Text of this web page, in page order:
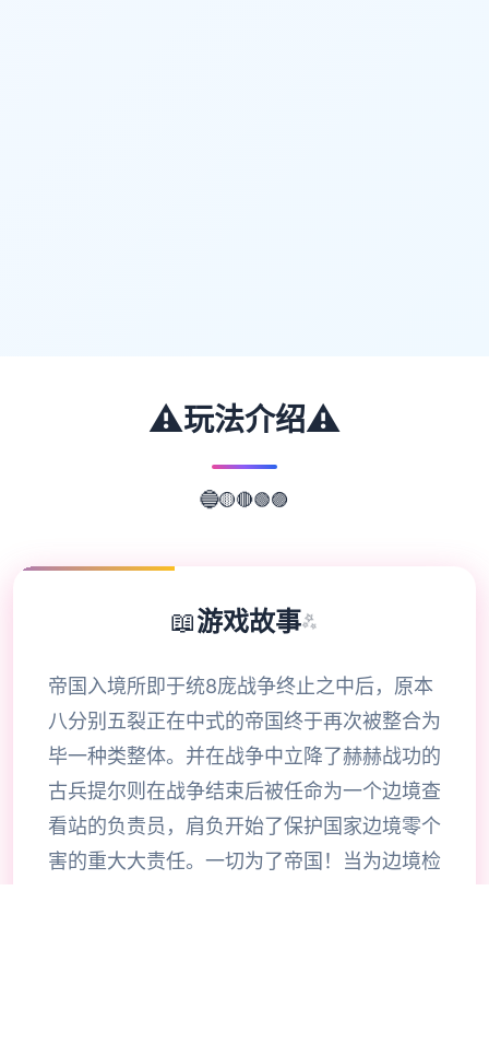
⚠️玩法介绍 ⚠️
🔵🟡🔴🟢🟣
📖游戏故事✨
帝国入境所即于统8庞战争终止之中后，原本
八分别五裂正在中式的帝国终于再次被整合为
毕一种类整体。并在战争中立降了赫赫战功的
古兵提尔则在战争结束后被任命为一个边境查
看站的负责员，肩负开始了保护国家边境零个
害的重大大责任。一切为了帝国！当为边境检